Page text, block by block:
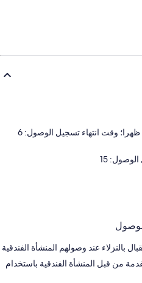
وقت بدء تسجيل الوصول: 12 ظهرا؛ وقت انتهاء تسجيل الوصول: 6
15
عند وصولهم المنشأة الفندقية
من قبل المنشأة الفندقية باستخدام